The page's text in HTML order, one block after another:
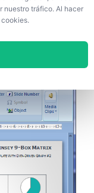
nuestro tráfico. Al hacer
datos aqui.